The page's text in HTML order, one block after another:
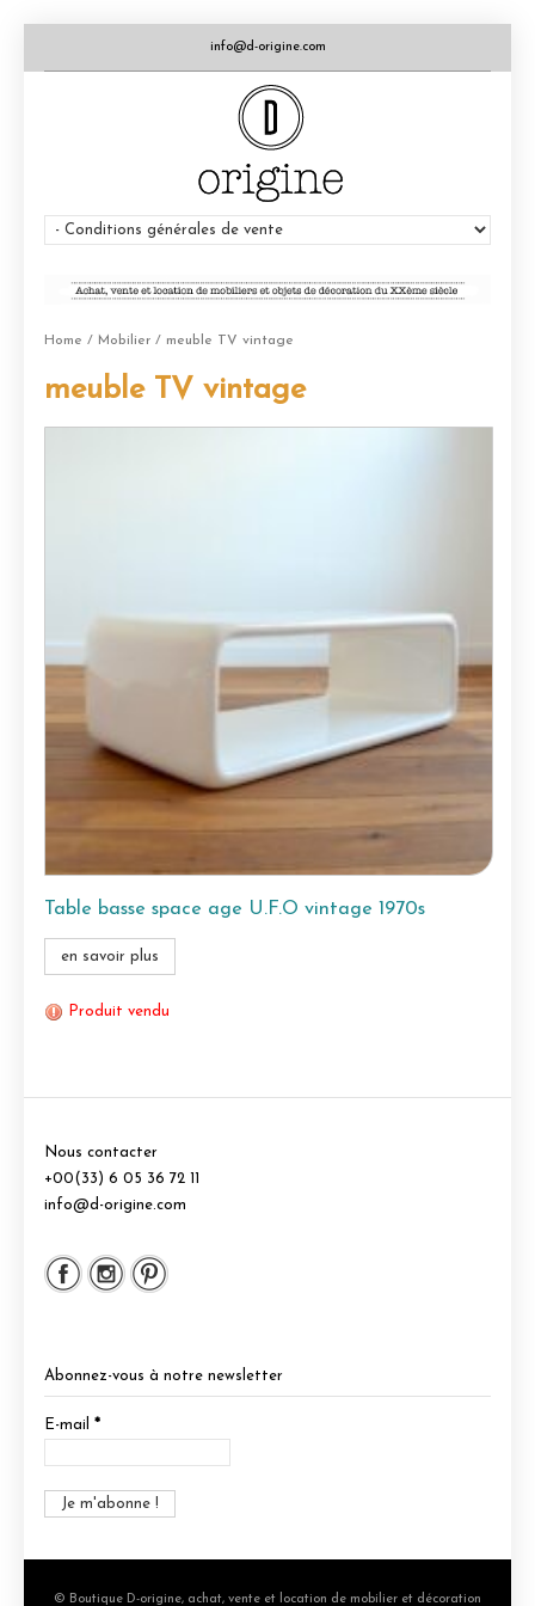
info@d-origine.com
Home / Mobilier / meuble TV vintage
meuble TV vintage
Table basse space age U.F.O vintage 1970s
en savoir plus
Produit vendu
Nous contacter
+00(33) 6 05 36 72 11
info@d-origine.com
Abonnez-vous à notre newsletter
E-mail *
© Boutique D-origine, achat, vente et location de mobilier et décoration